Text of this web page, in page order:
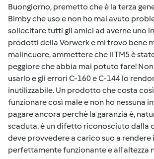
Buongiorno, premetto che è la terza
Bimby che uso e non ho mai avuto
sollecitare tutti gli amici ad averne uno
prodotti della Vorwerk e mi trovo bene
malincuore, ammettere che il TM5 è
peggiore che abbia mai potuto fare!
usarlo e gli errori C-160 e C-144 lo
inutilizzabile. Un prodotto che costa
funzionare così male e non ho nessuna
pagare ancora perchè la garanzia è,
scaduta. è un difetto riconosciuto dalla
deve provvedere a carico suo a
perfettamente funzionante e all'altezza